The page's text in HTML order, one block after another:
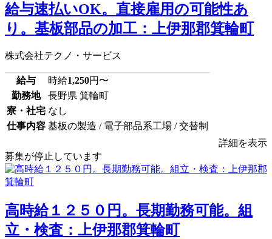
給与速払いOK。直接雇用の可能性あ
り。基板部品の加工：上伊那郡箕輪町
株式会社テクノ・サービス
給与 時給1,250円〜
勤務地
長野県 箕輪町
寮・社宅 なし
仕事内容 基板の製造 / 電子部品系工場 / 交替制
詳細を表示
募集が停止しています
高時給１２５０円。長期勤務可能。組
立・検査：上伊那郡箕輪町